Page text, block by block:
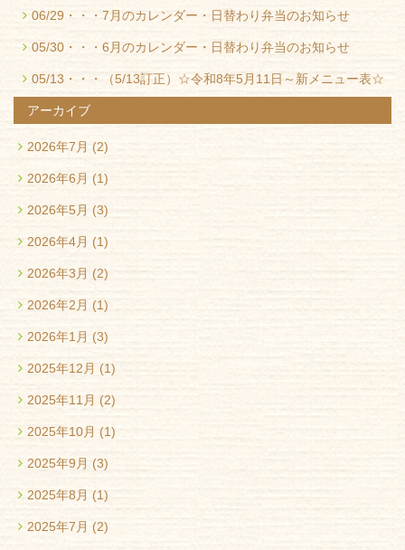
06/29・・・ 7月のカレンダー・日替わり弁当のお知らせ
05/30・・・ 6月のカレンダー・日替わり弁当のお知らせ
05/13・・・ （5/13訂正）☆令和8年5月11日～新メニュー表☆
アーカイブ
2026年7月 (2)
2026年6月 (1)
2026年5月 (3)
2026年4月 (1)
2026年3月 (2)
2026年2月 (1)
2026年1月 (3)
2025年12月 (1)
2025年11月 (2)
2025年10月 (1)
2025年9月 (3)
2025年8月 (1)
2025年7月 (2)